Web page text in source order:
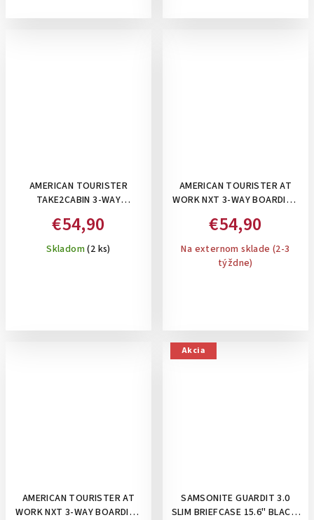
AMERICAN TOURISTER
TAKE2CABIN 3-WAY
TAŠKA/BATOH POD SEDADLO
€54,90
Skladom(2 ks)
AMERICAN TOURISTER AT
WORK NXT 3-WAY BOARDING
TAŠKA/BATOH POD
SEDADLO 3V1, 26,5 L
€54,90
Na externom sklade (2-3
týždne)
AMERICAN TOURISTER AT
WORK NXT 3-WAY BOARDING
Akcia
SAMSONITE GUARDIT 3.0
SLIM BRIEFCASE 15.6" BLACK,